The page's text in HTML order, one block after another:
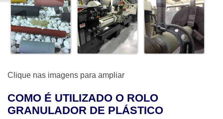
Clique nas imagens para ampliar
COMO É UTILIZADO O ROLO
GRANULADOR DE PLÁSTICO